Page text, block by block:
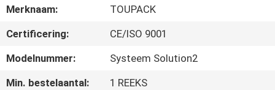
RONDLEIDING
DOOR
DE
FABRIEK
Merknaam:
TOUPACK
Certificering:
CE/ISO 9001
Modelnummer:
Systeem Solution2
Min. bestelaantal:
1 REEKS